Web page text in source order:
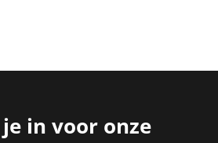
in voor onze